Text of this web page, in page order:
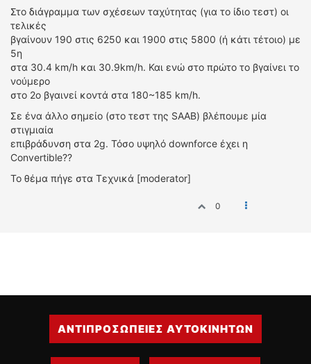
Στο διάγραμμα των σχέσεων ταχύτητας (για το ίδιο τεστ) οι
τελικές
βγαίνουν 190 στις 6250 και 1900 στις 5800 (ή κάτι τέτοιο) με
5η
στα 30.4 km/h και 30.9km/h. Και ενώ στο πρώτο το βγαίνει το
νούμερο
στο 2ο βγαινεί κοντά στα 180~185 km/h.
Σε ένα άλλο σημείο (στο τεστ της SAAB) βλέπουμε μία
στιγμιαία
επιβράδυνση στα 2g. Τόσο υψηλό downforce έχει η
Convertible??
To θέμα πήγε στα Τεχνικά [moderator]
0
ΜΟΝΤΕΛΑ
ΚΑΤΑΣΚΕΥΑΣΤΕΣ
ΠΡΟΣΩΠΙΚΟΤΗΤΕΣ
ΑΓΩΝΙΣΤΙΚΑ ΑΥΤΟΚΙΝΗΤΑ
ΑΓΩΝΕΣ/ΔΙΟΡΓΑΝΩΣΕΙΣ
ΑΓΟΡΑ
ΠΩΛΗΣΕΙΣ
ΠΡΟΣΦΟΡΕΣ
ΑΝΤΙΠΡΟΣΩΠΕΙΕΣ ΑΥΤΟΚΙΝΗΤΩΝ